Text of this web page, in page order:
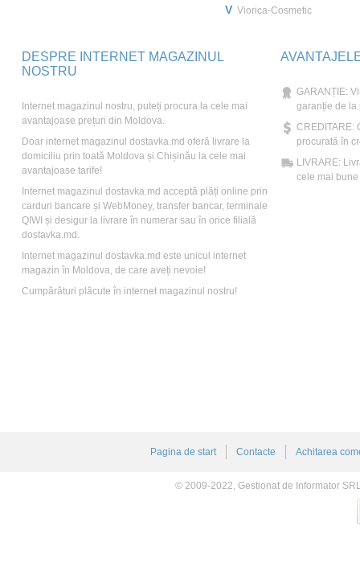
V Viorica-Cosmetic
DESPRE INTERNET MAGAZINUL
NOSTRU
Internet magazinul nostru, puteți procura la cele mai
avantajoase prețuri din Moldova.
Doar internet magazinul dostavka.md oferă livrare la
domiciliu prin toată Moldova și Chișinău la cele mai
avantajoase tarife!
Internet magazinul dostavka.md acceptă plăți online prin
carduri bancare și WebMoney, transfer bancar, terminale
QIWI și desigur la livrare în numerar sau în orice filială
dostavka.md.
Internet magazinul dostavka.md este unicul internet
magazin în Moldova, de care aveți nevoie!
Cumpărături plăcute în internet magazinul nostru!
GARANȚIE:
garanție de la
CREDITARE:
procurată în
LIVRARE:
cele mai bune
Pagina de start Contacte Achitarea
© 2009-2022, Gestionat de Informator